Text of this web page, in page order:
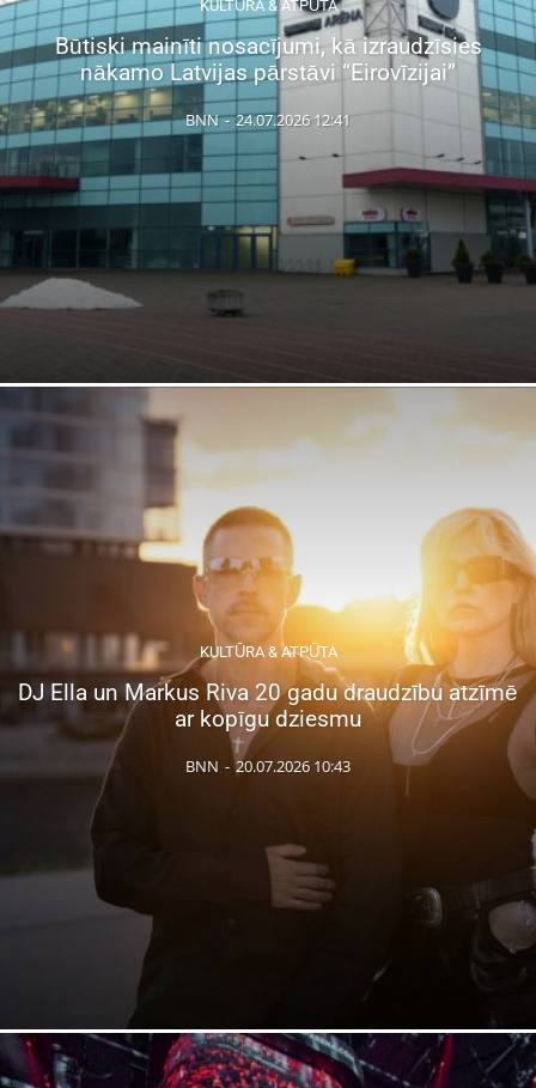
KULTŪRA & ATPŪTA
Būtiski mainīti nosacījumi, kā izraudzīsies
nākamo Latvijas pārstāvi “Eirovīzijai”
BNN - 24.07.2026 12:41
KULTŪRA & ATPŪTA
DJ Ella un Markus Riva 20 gadu draudzību atzīmē
ar kopīgu dziesmu
BNN - 20.07.2026 10:43